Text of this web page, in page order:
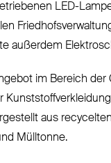
LED-
außerdem
im Bereich
aus
Mülltonne.